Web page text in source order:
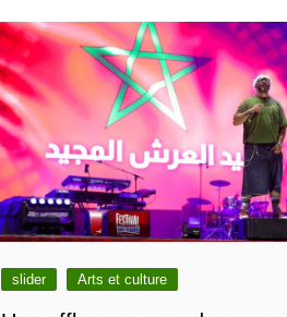
slider Arts et culture